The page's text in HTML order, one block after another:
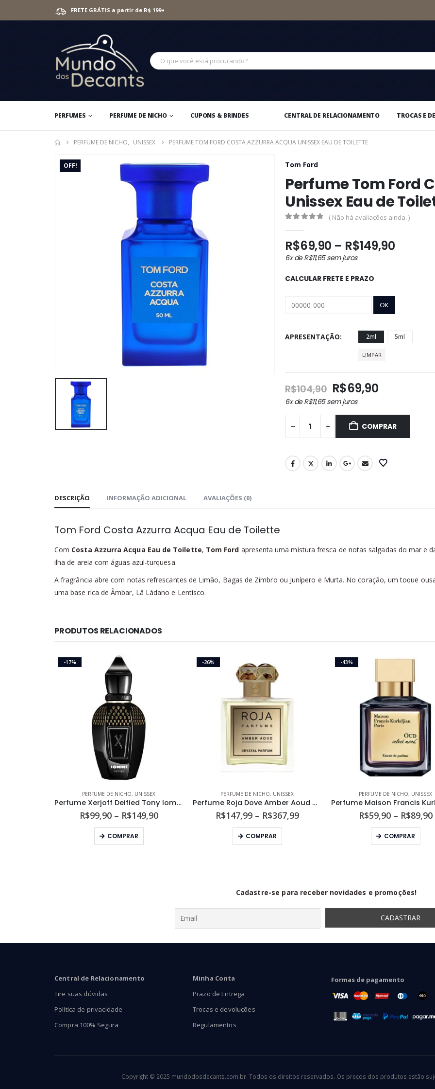
FRETE GRÁTIS a partir de R$ 199+
PERFUMES PERFUME DE NICHO CUPONS & BRINDES CENTRAL DE RELACIONAMENTO TROCAS E
PERFUME DE NICHO, UNISSEX PERFUME TOM FORD COSTA AZZURRA ACQUA UNISSEX EAU DE TOILETTE
OFF! Tom Ford
Perfume Tom Ford
Unissex Eau de
( Não há avaliações ainda. )
R$69,90 – R$149,90Faixa
através
6x deR$11,65sem juros
CALCULAR FRETE E PRAZO
APRESENTAÇÃO 2ml 5ml
LIMPAR
R$104,90 O
preço
original
era:
R$104,90.
R$69,90O
atual
é:
R$69,90.
6x deR$11,65sem juros
COMPRAR
DESCRIÇÃO INFORMAÇÃO ADICIONAL AVALIAÇÕES (0)
Tom Ford Costa Azzurra Acqua Eau de Toilette
Com Costa Azzurra Acqua Eau de Toilette, Tom Ford apresenta uma mistura fresca de notas salgadas do mar e
ilha de areia com águas azul-turquesa.
A fragrância abre com notas refrescantes de Limão, Bagas de Zimbro ou Junípero e Murta. No coração, um toque
uma base rica de Âmbar, Lâ Ládano e Lentisco.
PRODUTOS RELACIONADOS
-17%
PERFUME DE NICHO, UNISSEX
Perfume Xerjoff Deified Tony Iommi Unissex Parfum
R$99,90 – R$149,90Faixa
COMPRAR
Este produto tem várias variantes. As opções podem ser escolhidas na página do produto
-26%
PERFUME DE NICHO, UNISSEX
Perfume Roja Dove Amber Aoud Crystal Parfum
R$147,99 – R$367,99Faixa
COMPRAR
Este produto tem várias variantes. As opções podem ser escolhidas na página do produto
-43%
PERFUME DE NICHO, UNISSEX
R$59,90 – R$89,90
COMPRAR
Este produto tem várias variantes. As opções podem ser
Cadastre-se para receber novidades e promoções!
Central de Relacionamento
Tire suas dúvidas
Política de privacidade
Compra 100% Segura
Minha Conta
Prazo de Entrega
Trocas e devoluções
Regulamentos
Formas de pagamento
Copyright © 2025 mundodosdecants.com.br. Todos os direitos reservados. Os preços dos produtos estão